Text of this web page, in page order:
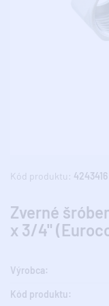
Kód produktu: 4243416
Zverné
x 3/4"
Výrobca:
Kód produktu: